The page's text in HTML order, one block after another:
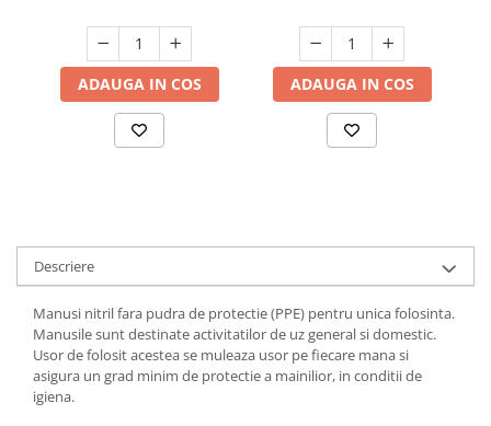
ADAUGA IN COS ADAUGA IN COS
Descriere
Manusi nitril fara pudra de protectie (PPE) pentru unica folosinta.
Manusile sunt destinate activitatilor de uz general si domestic.
Usor de folosit acestea se muleaza usor pe fiecare mana si
asigura un grad minim de protectie a mainilior, in conditii de
igiena.